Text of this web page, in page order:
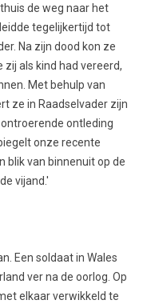
de weg naar het
tegelijkertijd tot
Na zijn dood kon ze
als kind had vereerd,
Met behulp van
ze in Raadselvader zijn
ontleding
onze recente
blik van binnenuit op de
vijand.'
Een soldaat in Wales
ver na de oorlog. Op
elkaar verwikkeld te